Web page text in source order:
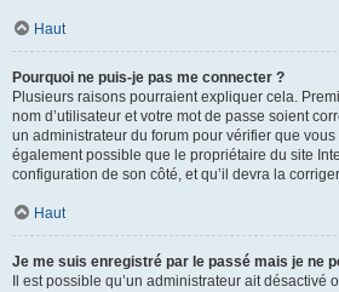
Haut
Pourquoi ne puis-je pas me connecter ?
Plusieurs raisons pourraient expliquer cela.
nom d’utilisateur et votre mot de passe soient
un administrateur du forum pour vérifier que vous
également possible que le propriétaire du site
configuration de son côté, et qu’il devra la
Haut
Je me suis enregistré par le passé mais je ne
Il est possible qu’un administrateur ait désactivé